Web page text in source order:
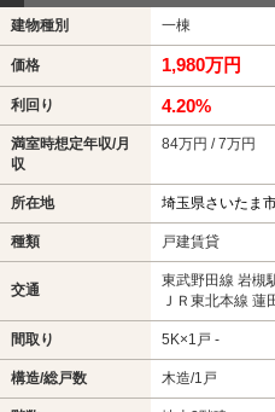
建物種別 一棟
価格 1,980万円
利回り 4.20%
満室時想定年収/月
収
84万円 / 7万円
所在地 埼玉県さいたま
種類 戸建賃貸
交通
東武野田線 岩槻
ＪＲ東北本線 蓮
間取り 5K×1戸 -
構造/総戸数 木造/1戸